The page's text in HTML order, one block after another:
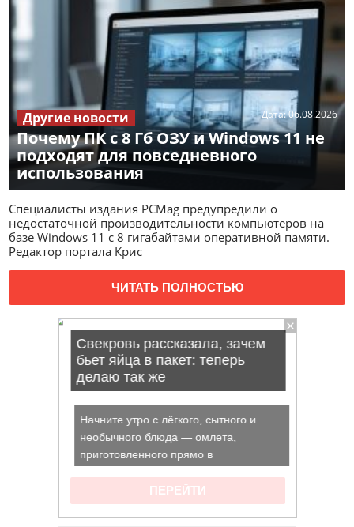
Почему ПК с 8 Гб ОЗУ и Windows 11 не
подходят для повседневного
использования
Дата:06.08.2026
Другие новости
Специалисты издания PCMag предупредили о
недостаточной производительности компьютеров на
базе Windows 11 с 8 гигабайтами оперативной памяти.
Редактор портала Крис
ЧИТАТЬ ПОЛНОСТЬЮ